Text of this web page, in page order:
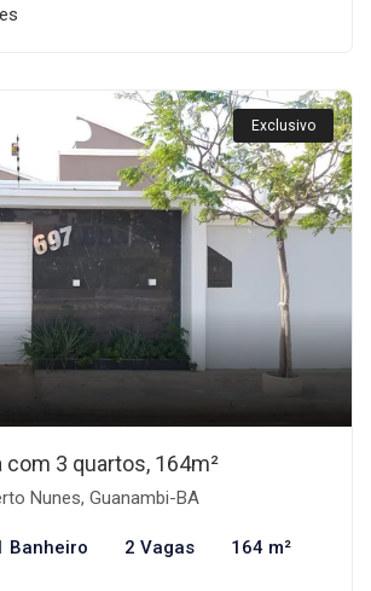
Exclusivo
com 3 quartos, 164m²
Nunes, Guanambi-BA
Banheiro 2 Vagas 164 m²